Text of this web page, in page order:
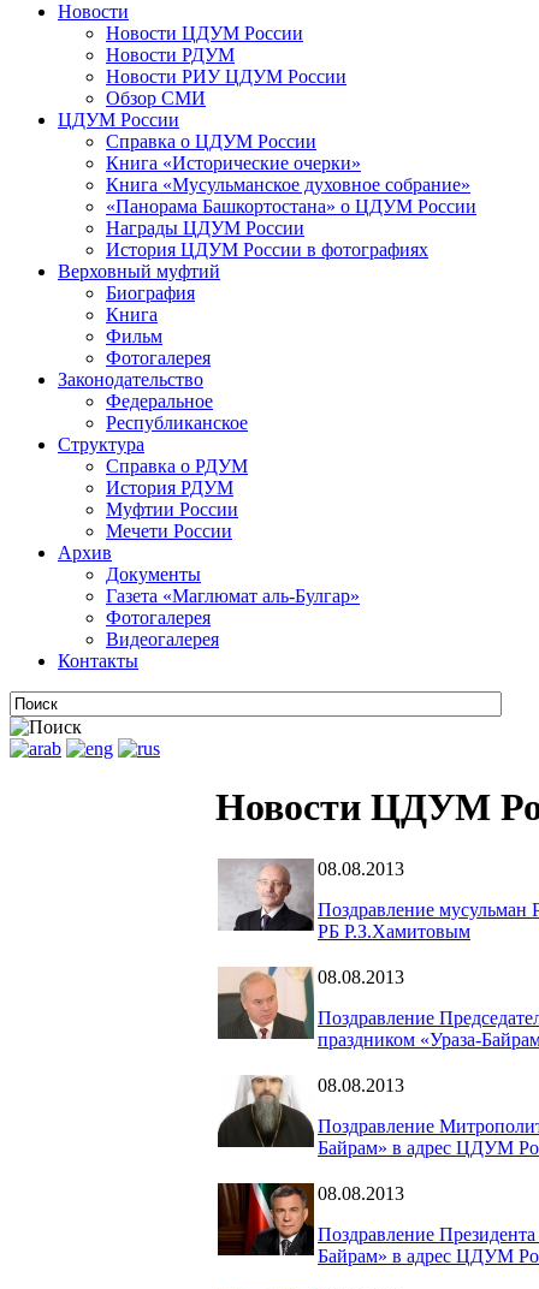
Новости
Новости ЦДУМ России
Новости РДУМ
Новости РИУ ЦДУМ России
Обзор СМИ
ЦДУМ России
Справка о ЦДУМ России
Книга «Исторические очерки»
Книга «Мусульманское духовное собрание»
«Панорама Башкортостана» о ЦДУМ России
Награды ЦДУМ России
История ЦДУМ России в фотографиях
Верховный муфтий
Биография
Книга
Фильм
Фотогалерея
Законодательство
Федеральное
Республиканское
Структура
Справка о РДУМ
История РДУМ
Муфтии России
Мечети России
Архив
Документы
Газета «Маглюмат аль-Булгар»
Фотогалерея
Видеогалерея
Контакты
Новости ЦДУМ
08.08.2013
Поздравление мусульман
РБ Р.З.Хамитовым
08.08.2013
Поздравление
праздником «Ураза-
08.08.2013
Поздравление
Байрам» в адрес ЦДУМ
08.08.2013
Поздравление
Байрам» в адрес ЦДУМ